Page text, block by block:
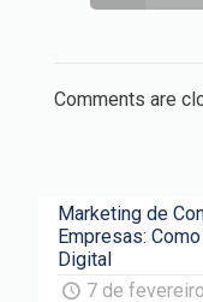
Comments are
Marketing de
Empresas:
Digital
7 de